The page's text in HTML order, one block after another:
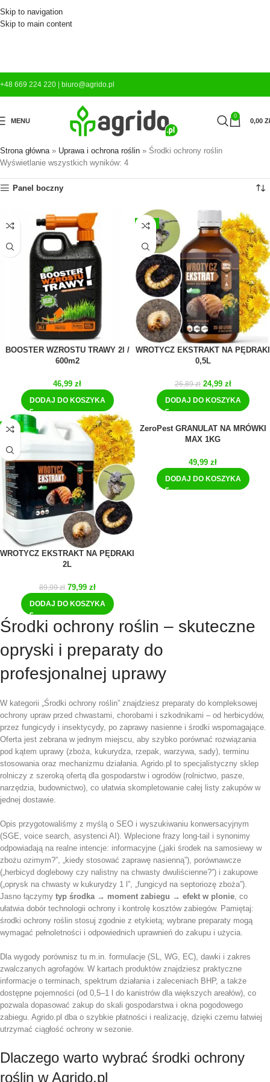
Skip to navigation
Skip to main content
+48 669 224 220 biuro@agrido.pl
MENU
0
0,00
Strona główna» Uprawa i ochrona roślin » Środki ochrony roślin
Wyświetlanie wszystkich wyników: 4
Panel boczny
BOOSTER WZROSTU TRAWY 2l /
600m2
46,99 zł
DODAJ DO KOSZYKA
-7%
WROTYCZ EKSTRAKT NA PĘDRAKI
0,5L
26,89zł 24,99 zł
DODAJ DO KOSZYKA
-11%
WROTYCZ EKSTRAKT NA PĘDRAKI
2L
89,99zł 79,99 zł
DODAJ DO KOSZYKA
ZeroPest GRANULAT NA MRÓWKI
MAX 1KG
49,99 zł
DODAJ DO KOSZYKA
Środki ochrony roślin – skuteczne
opryski i preparaty do
profesjonalnej uprawy
W kategorii „Środki ochrony roślin” znajdziesz preparaty do kompleksowej
ochrony upraw przed chwastami, chorobami i szkodnikami – od herbicydów,
przez fungicydy i insektycydy, po zaprawy nasienne i środki wspomagające.
Oferta jest zebrana w jednym miejscu, aby szybko porównać rozwiązania
pod kątem uprawy (zboża, kukurydza, rzepak, warzywa, sady), terminu
stosowania oraz mechanizmu działania. Agrido.pl to specjalistyczny sklep
rolniczy z szeroką ofertą dla gospodarstw i ogrodów (rolnictwo, pasze,
narzędzia, budownictwo), co ułatwia skompletowanie całej listy zakupów w
jednej dostawie.
Opis przygotowaliśmy z myślą o SEO i wyszukiwaniu konwersacyjnym
(SGE, voice search, asystenci AI). Wplecione frazy long-tail i synonimy
odpowiadają na realne intencje: informacyjne („jaki środek na samosiewy w
zbożu ozimym?”, „kiedy stosować zaprawę nasienną”), porównawcze
(„herbicyd doglebowy czy nalistny na chwasty dwuliścienne?”) i zakupowe
(„oprysk na chwasty w kukurydzy 1 l”, „fungicyd na septoriozę zboża”).
Jasno łączymy typ środka → moment zabiegu → efekt w plonie, co
ułatwia dobór technologii ochrony i kontrolę kosztów zabiegów. Pamiętaj:
środki ochrony roślin stosuj zgodnie z etykietą; wybrane preparaty mogą
wymagać pełnoletności i odpowiednich uprawnień do zakupu i użycia.
Dla wygody porównisz tu m.in. formulacje (SL, WG, EC), dawki i zakres
zwalczanych agrofagów. W kartach produktów znajdziesz praktyczne
informacje o terminach, spektrum działania i zaleceniach BHP, a także
dostępne pojemności (od 0,5–1 l do kanistrów dla większych areałów), co
pozwala dopasować zakup do skali gospodarstwa i okna pogodowego
zabiegu. Agrido.pl dba o szybkie płatności i realizację, dzięki czemu łatwiej
utrzymać ciągłość ochrony w sezonie.
Dlaczego warto wybrać środki ochrony
roślin w Agrido.pl